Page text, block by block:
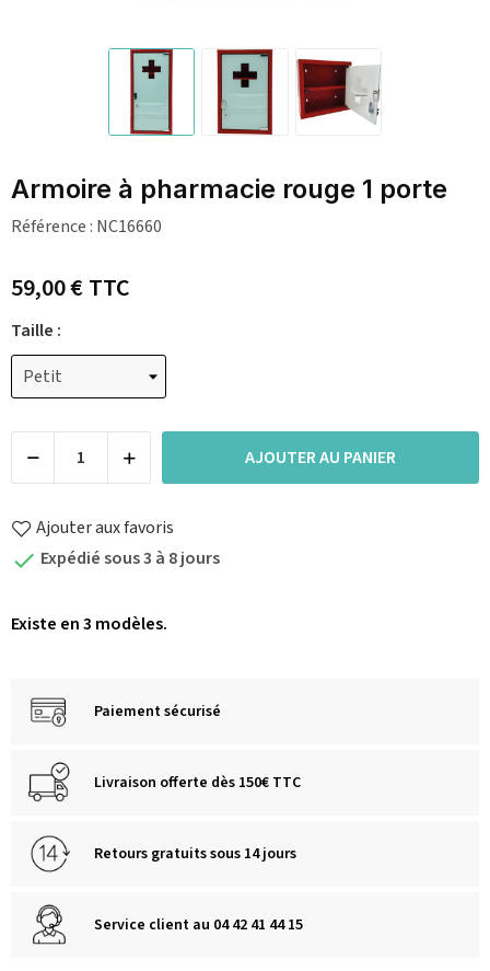
Armoire à pharmacie rouge 1 porte
Référence : NC16660
59,00 €TTC
Taille :
AJOUTER AU PANIER
Ajouter aux favoris
 Expédié sous 3 à 8 jours
Existe en 3 modèles.
Paiement sécurisé
Livraison offerte dès 150€ TTC
Retours gratuits sous 14 jours
Service client au 04 42 41 44 15